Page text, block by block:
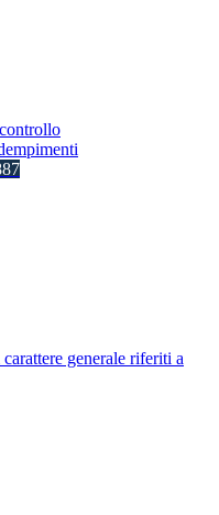
generale riferiti a